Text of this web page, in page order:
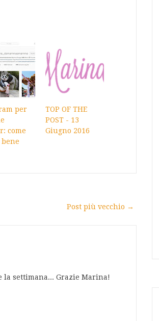
per
come
TOP OF THE
POST - 13
Giugno 2016
Post più vecchio →
settimana... Grazie Marina!